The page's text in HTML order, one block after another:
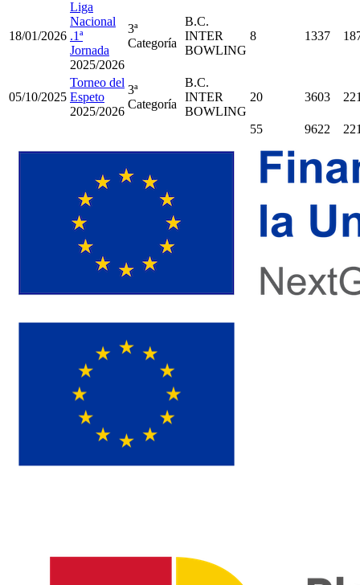
18/01/2026
Liga
Nacional
.1ª
Jornada
2025/2026
3ª
Categoría
B.C.
INTER
BOWLING
8 1337
05/10/2025
Torneo del
Espeto
2025/2026
3ª
Categoría
B.C.
INTER
BOWLING
20 3603
55 9622